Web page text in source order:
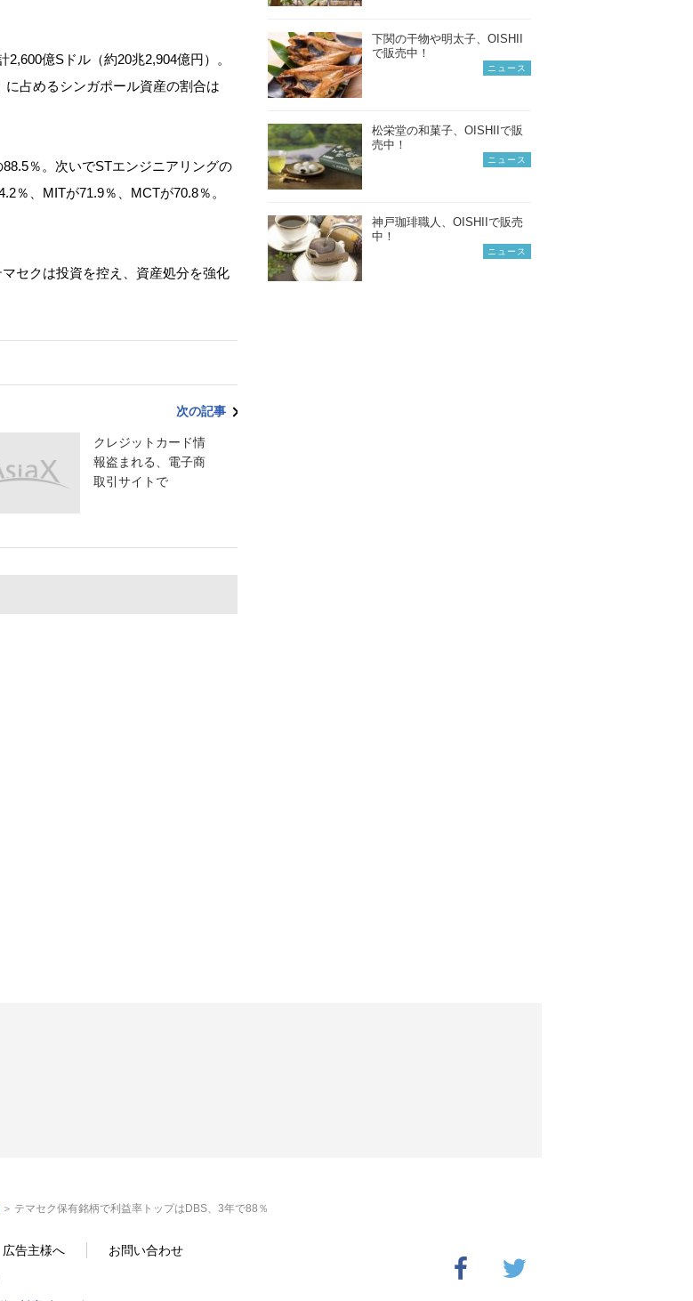
億Sドル（約20兆2,904億円）。
占めるシンガポール資産の割合は
％。次いでSTエンジニアリングの
％、MITが71.9％、MCTが70.8％。
セクは投資を控え、資産処分を強化
次の記事
クレジットカード情
報盗まれる、電子商
取引サイトで
下関の干物や明太子、OISHII
で販売中！
ニュース
松栄堂の和菓子、OISHIIで販
売中！
ニュース
神戸珈琲職人、OISHIIで販売
中！
ニュース
テマセク保有銘柄で利益率トップはDBS、3年で88％
広告主様へ お問い合わせ